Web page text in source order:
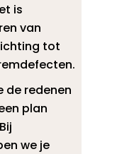
is
van
tot
de redenen
plan
we je